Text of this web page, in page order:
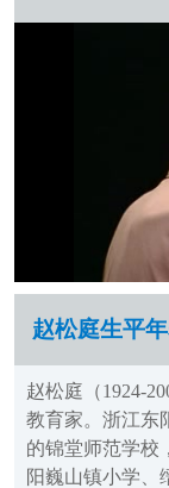
赵松庭生平
赵松庭（1924-
教育家。浙江东
的锦堂师范学校
阳巍山镇小学、